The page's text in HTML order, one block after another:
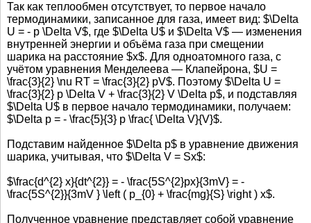
Так как теплообмен отсутствует, то первое начало
термодинамики, записанное для газа, имеет вид: $\Delta
U = - p \Delta V$, где $\Delta U$ и $\Delta V$ — изменения
внутренней энергии и объёма газа при смещении
шарика на расстояние $x$. Для одноатомного газа, с
учётом уравнения Менделеева — Клапейрона, $U =
\frac{3}{2} \nu RT = \frac{3}{2} pV$. Поэтому $\Delta U =
\frac{3}{2} p \Delta V + \frac{3}{2} V \Delta p$, и подставляя
$\Delta U$ в первое начало термодинамики, получаем:
$\Delta p = - \frac{5}{3} p \frac{ \Delta V}{V}$.
Подставим найденное $\Delta p$ в уравнение движения
шарика, учитывая, что $\Delta V = Sx$:
$\frac{d^{2} x}{dt^{2}} = - \frac{5S^{2}px}{3mV} = -
\frac{5S^{2}}{3mV } \left ( p_{0} + \frac{mg}{S} \right ) x$.
Полученное уравнение представляет собой уравнение